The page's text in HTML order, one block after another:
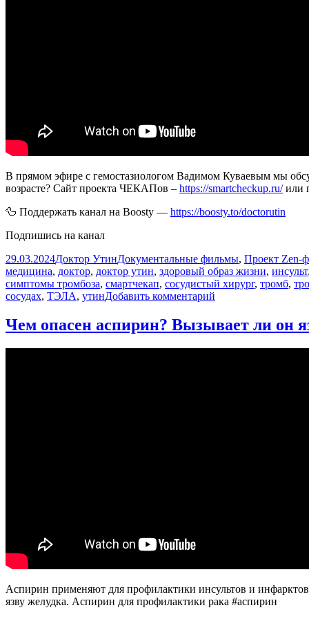
В прямом эфире с гемостазиологом Вадимом Куваевым мы
возрасте? Сайт проекта ЧЕКАПов – https://smartcheckup.ru/или
🦆 Поддержать канал на Boosty — https://boosty.to/doctorutin
Подпишись на канал
Опубликовано
29.03.2024Автор
Доктор УтинРубрики
Документальные фильмы, Проект Zen-
медицина, доктор, доктор утин, здоровый образ жизни, инсульт,
симптомы тромбоза, смартчекап, сосудистый хирург, тромб,
сосудах, ТЭЛА, утинДобавить комментарий
Откуда
берутся
Чем опасен аспирин? Вызывает ли он
Аспирин применяют для профилактики инсультов и
язву желудка. Аспирин для профилактики рака #аспирин